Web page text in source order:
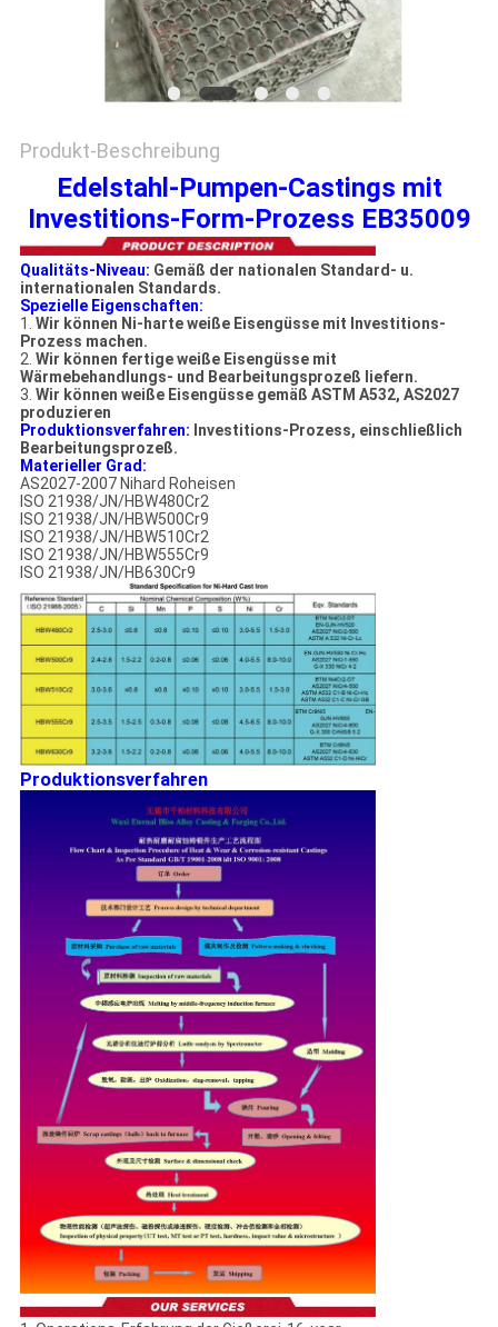
DATENSCHUTZRICHTLINIE
Produkt-Beschreibung
Edelstahl-Pumpen-Castings mit
Investitions-Form-Prozess EB35009
Qualitäts-Niveau: Gemäß der nationalen Standard- u.
internationalen Standards.
Spezielle Eigenschaften:
1. Wir können Ni-harte weiße Eisengüsse mit Investitions-
Prozess machen.
2. Wir können fertige weiße Eisengüsse mit
Wärmebehandlungs- und Bearbeitungsprozeß liefern.
3. Wir können weiße Eisengüsse gemäß ASTM A532, AS2027
produzieren
Produktionsverfahren: Investitions-Prozess, einschließlich
Bearbeitungsprozeß.
Materieller Grad:
AS2027-2007 Nihard Roheisen
ISO 21938/JN/HBW480Cr2
ISO 21938/JN/HBW500Cr9
ISO 21938/JN/HBW510Cr2
ISO 21938/JN/HBW555Cr9
ISO 21938/JN/HB630Cr9
Produktionsverfahren